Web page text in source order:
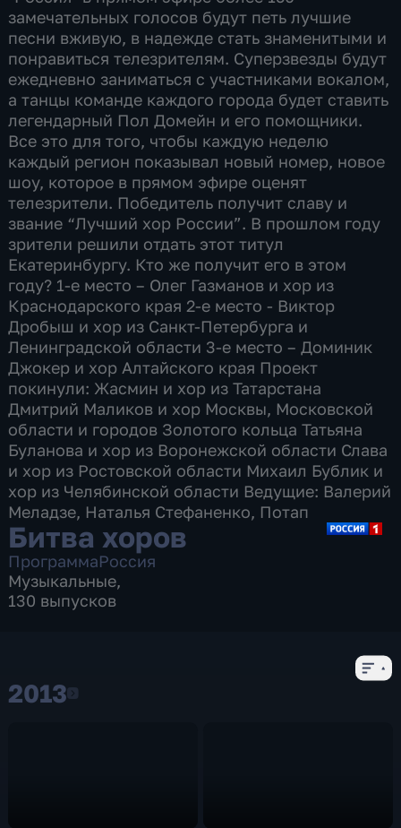
замечательных голосов будут петь лучшие
песни вживую, в надежде стать знаменитыми и
понравиться телезрителям. Суперзвезды будут
ежедневно заниматься с участниками вокалом,
а танцы команде каждого города будет ставить
легендарный Пол Домейн и его помощники.
Все это для того, чтобы каждую неделю
каждый регион показывал новый номер, новое
шоу, которое в прямом эфире оценят
телезрители. Победитель получит славу и
звание “Лучший хор России”. В прошлом году
зрители решили отдать этот титул
Екатеринбургу. Кто же получит его в этом
году? 1-е место – Олег Газманов и хор из
Краснодарского края 2-е место - Виктор
Дробыш и хор из Санкт-Петербурга и
Ленинградской области 3-е место – Доминик
Джокер и хор Алтайского края Проект
покинули: Жасмин и хор из Татарстана
Дмитрий Маликов и хор Москвы, Московской
области и городов Золотого кольца Татьяна
Буланова и хор из Воронежской области Слава
и хор из Ростовской области Михаил Бублик и
хор из Челябинской области Ведущие: Валерий
Меладзе, Наталья Стефаненко, Потап
Битва хоров
ПрограммаРоссия
Музыкальные,
130 выпусков
20132013